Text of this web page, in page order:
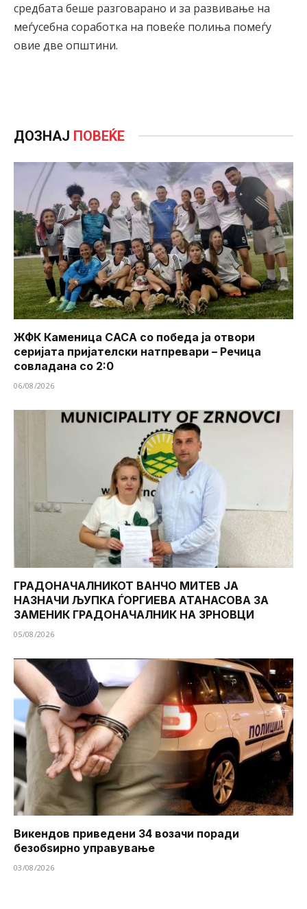
средбата беше разговарано и за развивање на
меѓусебна соработка на повеќе полиња помеѓу
овие две општини.
ДОЗНАЈ ПОВЕЌЕ
ЖФК Каменица САСА со победа ја отвори
серијата пријателски натпревари – Речица
совладана со 2:0
06/08/2026
ГРАДОНАЧАЛНИКОТ ВАНЧО МИТЕВ ЈА
НАЗНАЧИ ЉУПКА ЃОРГИЕВА АТАНАСОВА ЗА
ЗАМЕНИК ГРАДОНАЧАЛНИК НА ЗРНОВЦИ
05/08/2026
Викендов приведени 34 возачи поради
безобѕирно управување
03/08/2026